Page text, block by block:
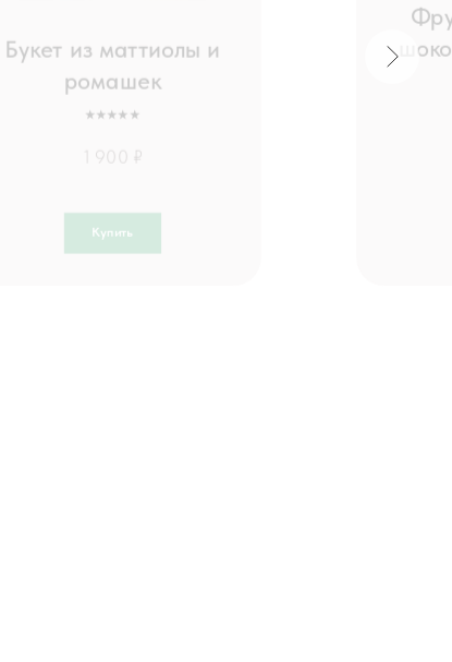
Букет из маттиолы и
ромашек
⭑⭑⭑⭑⭑
1 900 ₽
Купить